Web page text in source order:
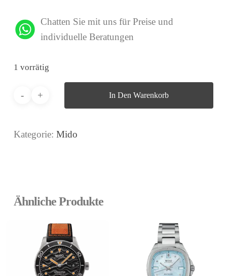
Chatten Sie mit uns für Preise und
individuelle Beratungen
1 vorrätig
In Den Warenkorb
Kategorie: Mido
Ähnliche Produkte